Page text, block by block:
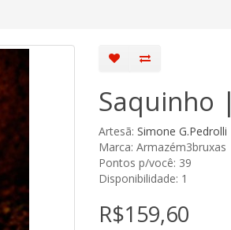
Saquinho
Artesã: Simone G.Pedrolli
Marca: Armazém3bruxas
Pontos p/você: 39
Disponibilidade: 1
R$159,60